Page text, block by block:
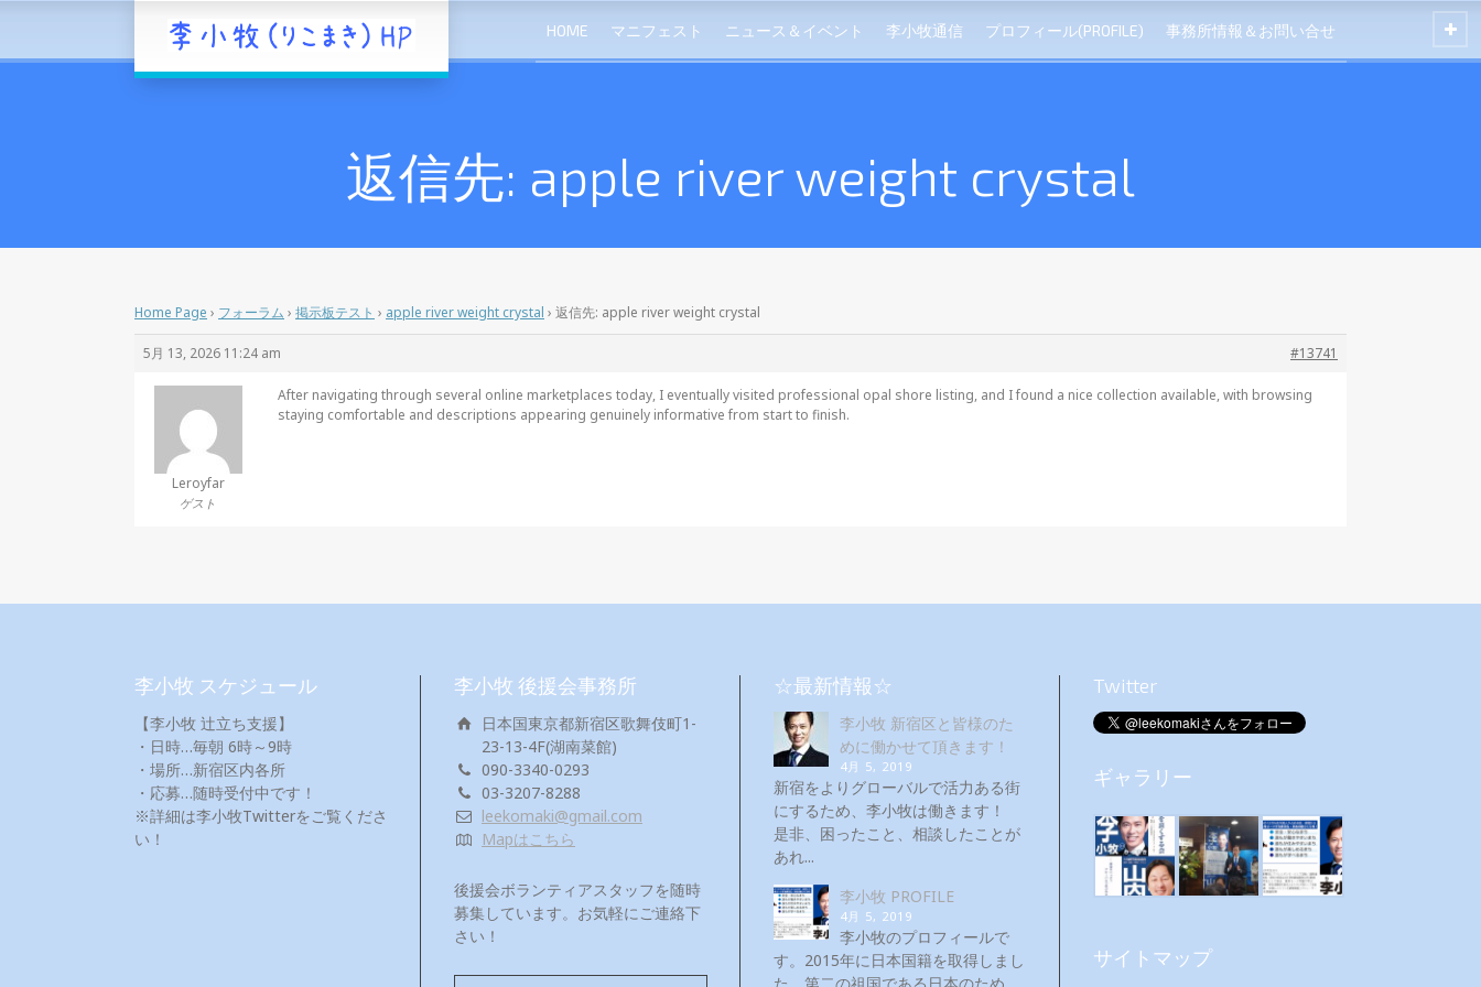
HOME マニフェスト ニュース＆イベント 李小牧通信 プロフィール(PROFILE) 事務所情報＆お問い合せ
返信先: apple river weight crystal
Home Page › フォーラム › 掲示板テスト › apple river weight crystal › 返信先: apple river weight crystal
5月 13, 2026 11:24 am #13741
Leroyfar
ゲスト
After navigating through several online marketplaces today, I eventually visited professional opal shore listing, and I found a nice collection available, with browsing
staying comfortable and descriptions appearing genuinely informative from start to finish.
李小牧 スケジュール
【李小牧 辻立ち支援】
・日時…毎朝 6時～9時
・場所…新宿区内各所
・応募…随時受付中です！
※詳細は李小牧Twitterをご覧くださ
い！
李小牧 後援会事務所
日本国東京都新宿区歌舞伎町1-
23-13-4F(湖南菜館)
090-3340-0293
03-3207-8288
leekomaki@gmail.com
Mapはこちら
後援会ボランティアスタッフを随時
募集しています。お気軽にご連絡下
さい！
☆最新情報☆
李小牧 新宿区と皆様のた
めに働かせて頂きます！
4月 5, 2019
新宿をよりグローバルで活力ある街
にするため、李小牧は働きます！
是非、困ったこと、相談したことが
あれ...
李小牧 PROFILE
4月 5, 2019
李小牧のプロフィールで
す。2015年に日本国籍を取得しまし
Twitter
ギャラリー
サイトマップ